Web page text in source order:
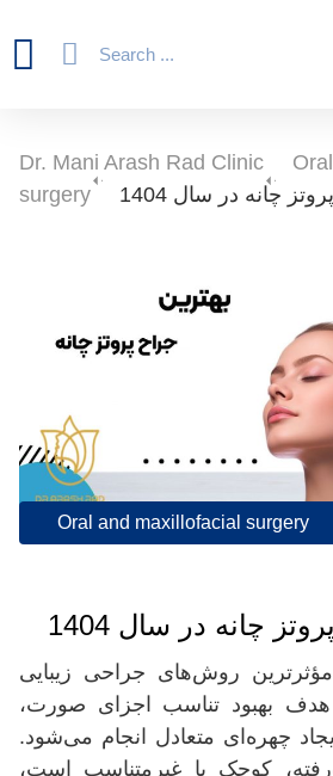
Dr. Mani Arash Rad Clinic
surgery
چانه در سال 1404
Oral and maxillofacial surgery
چانه در سال 1404
روش‌های جراحی زیبایی
بهبود تناسب اجزای صورت،
چهره‌ای متعادل انجام می‌شود.
کوچک یا غیرمتناسب است،